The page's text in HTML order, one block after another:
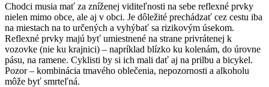
Chodci musia mať za zníženej viditeľnosti na sebe reflexné prvky
nielen mimo obce, ale aj v obci. Je dôležité prechádzať cez cestu iba
na miestach na to určených a vyhýbať sa rizikovým úsekom.
Reflexné prvky majú byť umiestnené na strane privrátenej k
vozovke (nie ku krajnici) – napríklad blízko ku kolenám, do úrovne
pásu, na ramene. Cyklisti by si ich mali dať aj na prilbu a bicykel.
Pozor – kombinácia tmavého oblečenia, nepozornosti a alkoholu
môže byť smrteľná.